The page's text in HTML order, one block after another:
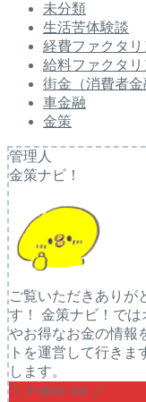
未分類
生活苦体験談
経費ファクタ
給料ファクタ
街金（消費者金
車金融
金策
管理人
金策ナビ！
ご覧いただきありが
す！ 金策ナビ！で
やお得なお金の情報
トを運営して行き
します。
＼ Follow me ／